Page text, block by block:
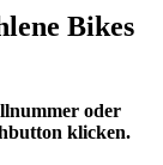
Bikes
oder
klicken.